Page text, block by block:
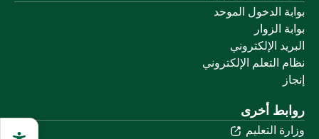
بوابة الدخول الموحد
بوابة الزوار
البريد الإلكتروني
نظام التعلم الإلكتروني
إنجاز
روابط أخرى
وزارة التعليم